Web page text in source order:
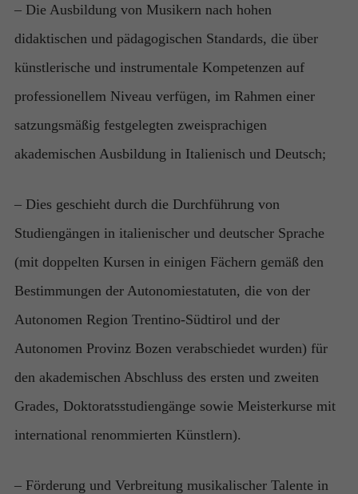
– Die Ausbildung von Musikern nach hohen
didaktischen und pädagogischen Standards, die über
künstlerische und instrumentale Kompetenzen auf
professionellem Niveau verfügen, im Rahmen einer
satzungsmäßig festgelegten zweisprachigen
akademischen Ausbildung in Italienisch und Deutsch;
– Dies geschieht durch die Durchführung von
Studiengängen in italienischer und deutscher Sprache
(mit doppelten Kursen in einigen Fächern gemäß den
Bestimmungen der Autonomiestatuten, die von der
Autonomen Region Trentino-Südtirol und der
Autonomen Provinz Bozen verabschiedet wurden) für
den akademischen Abschluss des ersten und zweiten
Grades, Doktoratsstudiengänge sowie Meisterkurse mit
international renommierten Künstlern).
– Förderung und Verbreitung musikalischer Talente in